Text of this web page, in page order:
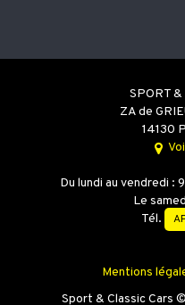
SPORT &
ZA de
14130
Du lundi au vendredi :
Le
Tél.
Mentions
Sport & Classic Cars